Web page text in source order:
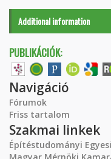
Additional information
PUBLIKÁCIÓK:
Navigáció
Fórumok
Friss tartalom
Szakmai linkek
Építéstudományi
Magyar Mérnöki